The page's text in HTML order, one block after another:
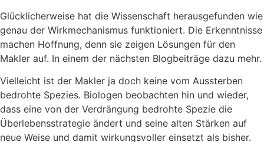
Glücklicherweise hat die Wissenschaft herausgefunden wie
genau der Wirkmechanismus funktioniert. Die Erkenntnisse
machen Hoffnung, denn sie zeigen Lösungen für den
Makler auf. In einem der nächsten Blogbeiträge dazu mehr.
Vielleicht ist der Makler ja doch keine vom Aussterben
bedrohte Spezies. Biologen beobachten hin und wieder,
dass eine von der Verdrängung bedrohte Spezie die
Überlebensstrategie ändert und seine alten Stärken auf
neue Weise und damit wirkungsvoller einsetzt als bisher.